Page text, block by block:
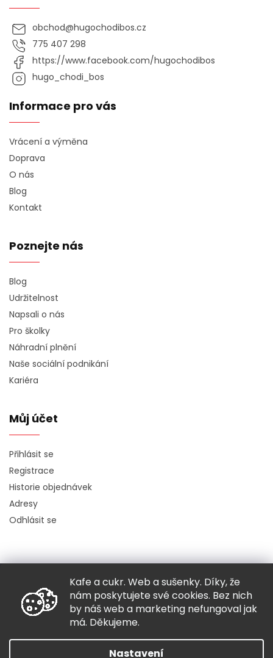
Kafe a cukr. Web a sušenky. Díky, že
nám poskytujete své cookies. Bez nich
by náš web a marketing nefungoval jak
má. Děkujeme.
Nastavení
obchod@hugochodibos.cz
775 407 298
https://www.facebook.com/hugochodibos
hugo_chodi_bos
Informace pro vás
Vrácení a výměna
Doprava
O nás
Blog
Kontakt
Poznejte nás
Blog
Udržitelnost
Napsali o nás
Pro školky
Náhradní plnění
Naše sociální podnikání
Kariéra
Můj účet
Přihlásit se
Registrace
Historie objednávek
Adresy
Odhlásit se
Copyright 2026Hugo chodí bos. Všechna práva vyhrazena.
Grafický návrh vytvořil a nakódovalShoptak.cz